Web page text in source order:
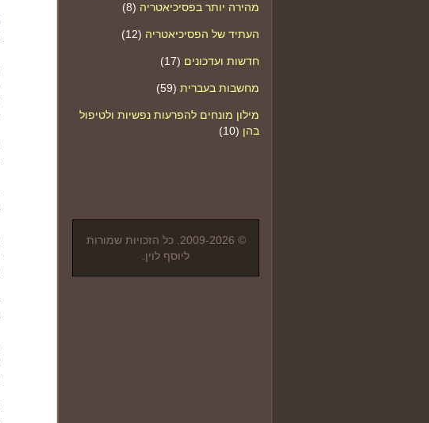
מהירה יותר בפסיכיאטריה (8)
העתיד של הפסיכיאטריה (12)
חדשות ועדכונים (17)
מחשבות בעברית (59)
מילון מונחים להפרעות נפשיות ולטיפול
בהן (10)
© 2009-2026. כל הזכויות שמורות
ליוסף לוין.